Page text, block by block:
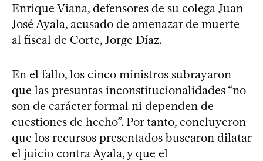
Enrique Viana, defensores de su colega Juan
José Ayala, acusado de amenazar de muerte
al fiscal de Corte, Jorge Díaz.
En el fallo, los cinco ministros subrayaron
que las presuntas inconstitucionalidades “no
son de carácter formal ni dependen de
cuestiones de hecho”. Por tanto, concluyeron
que los recursos presentados buscaron dilatar
el juicio contra Ayala, y que el